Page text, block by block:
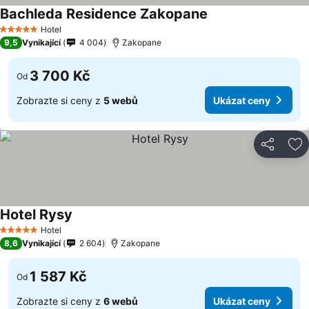
5 Počet hvězdiček
Hotel
Bachleda Residence Zakopane
9,5 Vynikající 4 004 Zakopane
Od 3 700 Kč
Zobrazte si ceny z 5 webů Ukázat ceny
Sdílet
5 Počet hvězdiček
Hotel
Hotel Rysy
8,6 Vynikající 2 604 Zakopane
Od 1 587 Kč
Zobrazte si ceny z 6 webů Ukázat ceny